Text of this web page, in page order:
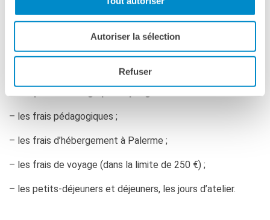
Autoriser la sélection
Refuser
L’appel à candidatures pour l’atelier
la pensée critiqueest ouvert jusqu’au 3
– les frais pédagogiques ;
– les frais d’hébergement à Palerme ;
– les frais de voyage (dans la limite de 250 €) ;
– les petits-déjeuners et déjeuners, les jours d’atelier.